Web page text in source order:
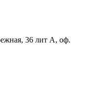
36 лит А, оф.